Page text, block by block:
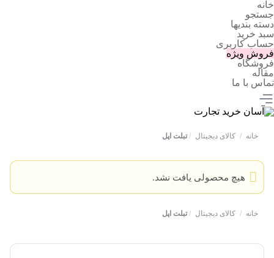
خانه
جستجو
دسته بندیها
سبد خرید
حساب کاربری
فروش ویژه
فروشگاه
مقاله
تماس با ما
خانه / کالای دیجیتال /تبلت اپل
هیچ محصولی یافت نشد.
خانه / کالای دیجیتال /تبلت اپل